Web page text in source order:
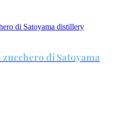
di Satoyama